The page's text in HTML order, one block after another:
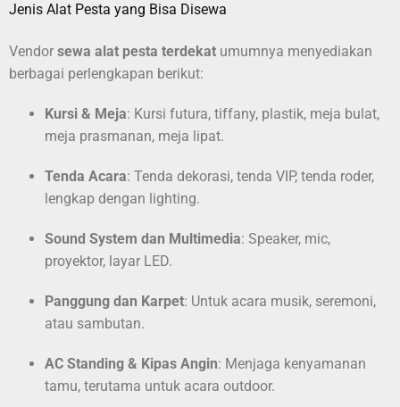
Jenis Alat Pesta yang Bisa Disewa
Vendor sewa alat pesta terdekat umumnya menyediakan
berbagai perlengkapan berikut:
Kursi & Meja: Kursi futura, tiffany, plastik, meja bulat,
meja prasmanan, meja lipat.
Tenda Acara: Tenda dekorasi, tenda VIP, tenda roder,
lengkap dengan lighting.
Sound System dan Multimedia: Speaker, mic,
proyektor, layar LED.
Panggung dan Karpet: Untuk acara musik, seremoni,
atau sambutan.
AC Standing & Kipas Angin: Menjaga kenyamanan
tamu, terutama untuk acara outdoor.